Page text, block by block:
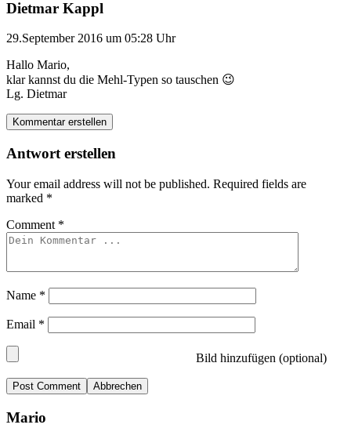
Dietmar Kappl
29.September 2016 um 05:28 Uhr
Hallo Mario,
klar kannst du die Mehl-Typen so tauschen 😉
Lg. Dietmar
Kommentar erstellen
Antwort erstellen
Your email address will not be published. Required fields are
marked *
Comment *
Name *
Email *
Bild hinzufügen (optional)
Abbrechen
Mario